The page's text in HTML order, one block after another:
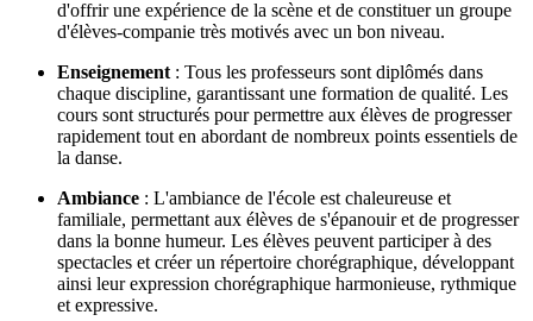
d'offrir une expérience de la scène et de constituer un groupe
d'élèves-companie très motivés avec un bon niveau.
Enseignement : Tous les professeurs sont diplômés dans
chaque discipline, garantissant une formation de qualité. Les
cours sont structurés pour permettre aux élèves de progresser
rapidement tout en abordant de nombreux points essentiels de
la danse.
Ambiance : L'ambiance de l'école est chaleureuse et
familiale, permettant aux élèves de s'épanouir et de progresser
dans la bonne humeur. Les élèves peuvent participer à des
spectacles et créer un répertoire chorégraphique, développant
ainsi leur expression chorégraphique harmonieuse, rythmique
et expressive.